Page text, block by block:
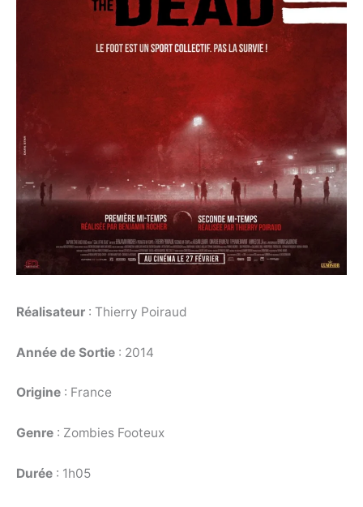
Réalisateur : Thierry Poiraud
Année de Sortie : 2014
Origine : France
Genre : Zombies Footeux
Durée : 1h05